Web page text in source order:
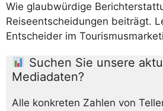
Wie glaubwürdige
Reiseentscheidungen beiträgt.
Entscheider im
Suchen Sie unsere
Mediadaten?
Alle konkreten Zahlen von